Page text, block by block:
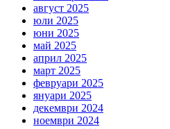
август 2025
юли 2025
юни 2025
май 2025
април 2025
март 2025
февруари 2025
януари 2025
декември 2024
ноември 2024